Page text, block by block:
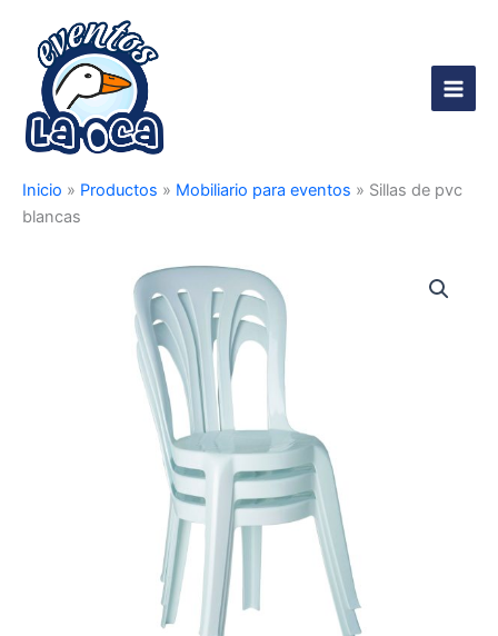
contenido
Main
Inicio » Productos » Mobiliario para eventos » Sillas de pvc
blancas